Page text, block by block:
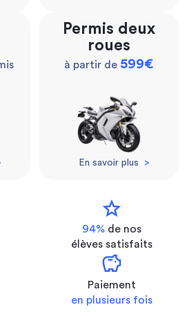
Permis deux
roues
à partir de 599€
En savoir plus >
star
94% de nos
élèves satisfaits
savings
Paiement
en plusieurs fois